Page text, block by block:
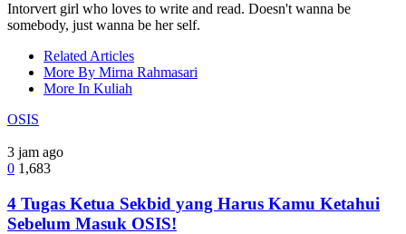
Intorvert girl who loves to write and read. Doesn't wanna be
somebody, just wanna be her self.
Related Articles
More By Mirna Rahmasari
More In Kuliah
OSIS
3 jam ago
0 1,683
4 Tugas Ketua Sekbid yang Harus Kamu Ketahui
Sebelum Masuk OSIS!